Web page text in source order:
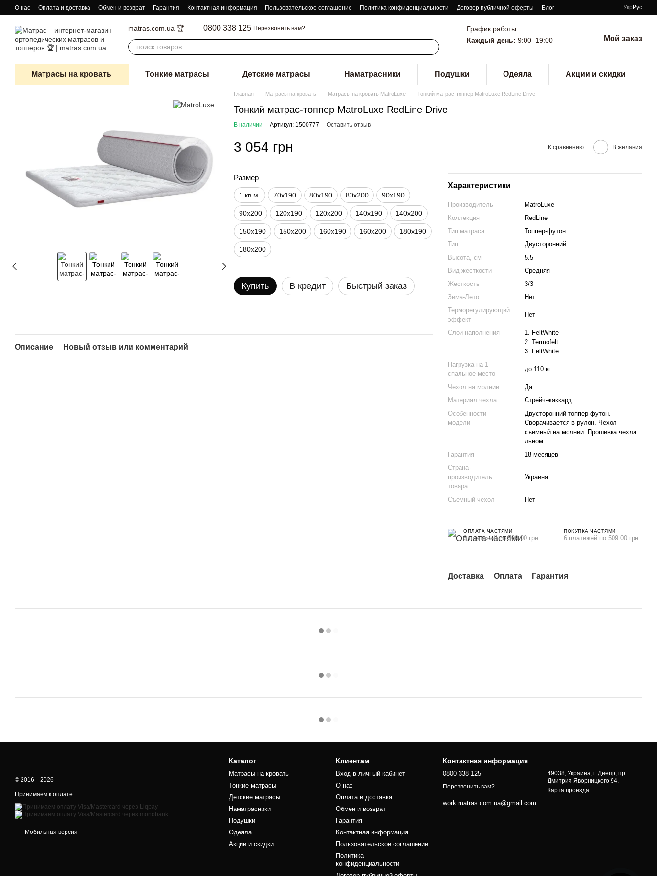
Перейти к основному контенту
О нас Оплата и доставка Обмен и возврат Гарантия Контактная информация Пользовательское соглашение Политика конфиденциальности Договор публичной оферты Блог Укр Рус
matras.com.ua 🏆 0800 338 125 Перезвонить вам?
График работы:
Каждый день: 9:00–19:00 Мой заказ
Матрасы на кровать Тонкие матрасы Детские матрасы Наматрасники Подушки Одеяла Акции и скидки
Главная Матрасы на кровать Матрасы на кровать MatroLuxe Тонкий матрас-топпер MatroLuxe RedLine Drive
Тонкий матрас-топпер MatroLuxe RedLine Drive
В наличии Артикул: 1500777 Оставить отзыв
3 054 грн К сравнению В желания
Размер
1 кв.м. 70х190 80х190 80х200 90х190
90х200 120х190 120х200 140х190 140х200
150х190 150х200 160х190 160х200 180х190
180х200
Купить В кредит Быстрый заказ
Характеристики
Производитель
MatroLuxe
Коллекция
RedLine
Тип матраса
Топпер-футон
Тип
Двусторонний
Высота, см
5.5
Вид жесткости
Средняя
Жесткость
3/3
Зима-Лето
Нет
Терморегулирующий
эффект
Нет
Слои наполнения
1. FeltWhite
2. Termofelt
3. FeltWhite
Нагрузка на 1
спальное место
до 110 кг
Чехол на молнии
Да
Материал чехла
Стрейч-жаккард
Особенности
модели
Двусторонний топпер-футон.
Сворачивается в рулон. Чехол
съемный на молнии. Прошивка чехла
льном.
Гарантия
18 месяцев
Страна-
производитель
товара
Украина
Съемный чехол Нет
ОПЛАТА ЧАСТЯМИ
6 платежей по 509.00 грн
ПОКУПКА ЧАСТЯМИ
6 платежей по 509.00 грн
Доставка Оплата Гарантия
Описание Новый отзыв или комментарий
© 2016—2026
Принимаем к оплате
Мобильная версия
Каталог
Матрасы на кровать
Тонкие матрасы
Детские матрасы
Наматрасники
Подушки
Одеяла
Акции и скидки
Клиентам
Вход в личный кабинет
О нас
Оплата и доставка
Обмен и возврат
Гарантия
Контактная информация
Пользовательское соглашение
Политика
конфиденциальности
Контактная информация
0800 338 125
Перезвонить вам?
work.matras.com.ua@gmail.com
49038, Украина, г. Днепр, пр.
Дмитрия Яворницкого 94.
Карта проезда